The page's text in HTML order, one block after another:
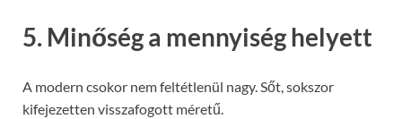
5. Minőség a mennyiség helyett
A modern csokor nem feltétlenül nagy. Sőt, sokszor
kifejezetten visszafogott méretű.